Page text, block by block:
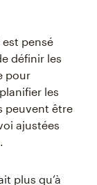
pensé
définir les
pour
les
peuvent être
ajustées
plus qu’à